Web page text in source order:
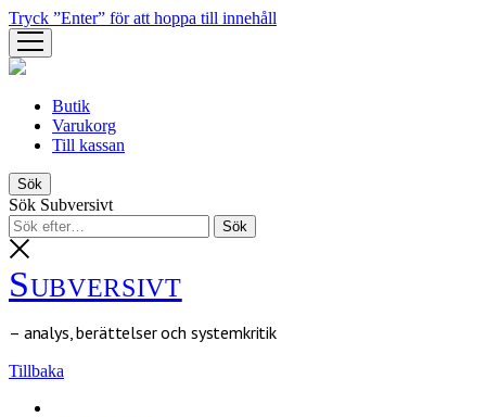
Tryck ”Enter” för att hoppa till innehåll
öppna
meny
Butik
Varukorg
Till kassan
Sök
Sök Subversivt
Subversivt
– analys, berättelser och systemkritik
Tillbaka